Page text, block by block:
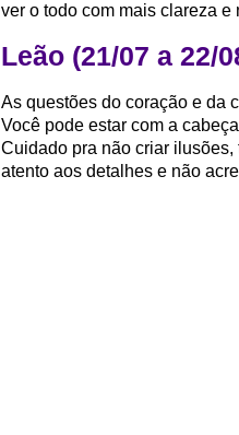
ver o todo com mais clareza
Leão (21/07 a 22/
As questões do coração e da
Você pode estar com a
Cuidado pra não criar
atento aos detalhes e não